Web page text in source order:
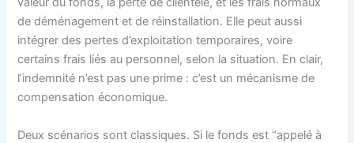
de déménagement et de réinstallation. Elle peut aussi
intégrer des pertes d’exploitation temporaires, voire
certains frais liés au personnel, selon la situation. En clair,
l’indemnité n’est pas une prime : c’est un mécanisme de
compensation économique.
Deux scénarios sont classiques. Si le fonds est “appelé à